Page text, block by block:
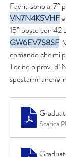
VN7N4KSVHF
GW6EV7S8SF.
comando che mi
Torino o prov. di
spostarmi anche
Scarica